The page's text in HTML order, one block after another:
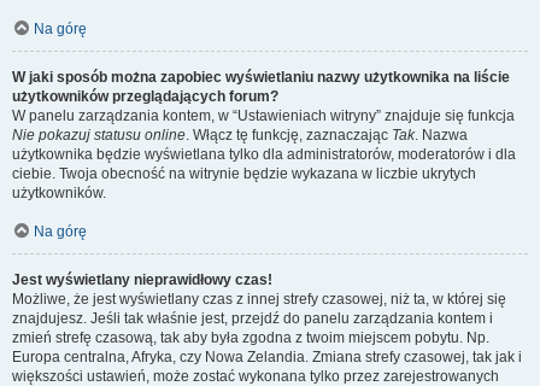
Na górę
W jaki sposób można zapobiec wyświetlaniu nazwy użytkownika na liście
użytkowników przeglądających forum?
W panelu zarządzania kontem, w “Ustawieniach witryny” znajduje się funkcja
Nie pokazuj statusu online. Włącz tę funkcję, zaznaczając Tak. Nazwa
użytkownika będzie wyświetlana tylko dla administratorów, moderatorów i dla
ciebie. Twoja obecność na witrynie będzie wykazana w liczbie ukrytych
użytkowników.
Na górę
Jest wyświetlany nieprawidłowy czas!
Możliwe, że jest wyświetlany czas z innej strefy czasowej, niż ta, w której się
znajdujesz. Jeśli tak właśnie jest, przejdź do panelu zarządzania kontem i
zmień strefę czasową, tak aby była zgodna z twoim miejscem pobytu. Np.
Europa centralna, Afryka, czy Nowa Zelandia. Zmiana strefy czasowej, tak jak i
większości ustawień, może zostać wykonana tylko przez zarejestrowanych